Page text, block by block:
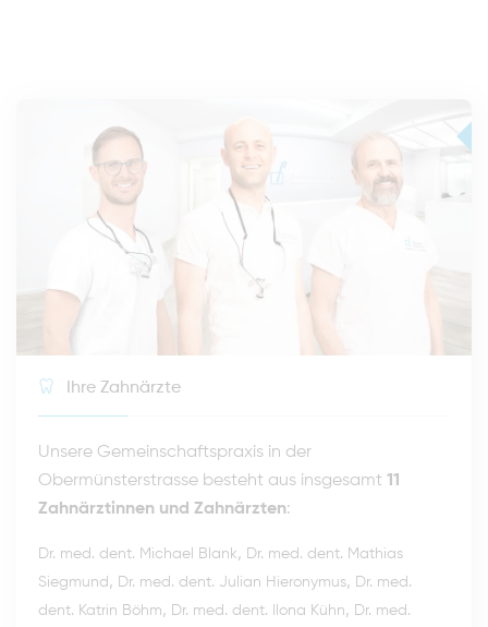
Ihre Zahnärzte
Unsere Gemeinschaftspraxis in der
Obermünsterstrasse besteht aus insgesamt 11
Zahnärztinnen und Zahnärzten:
Dr. med. dent. Michael Blank, Dr. med. dent. Mathias
Siegmund , Dr. med. dent. Julian Hieronymus, Dr. med.
dent. Katrin Böhm, Dr. med. dent. Ilona Kühn, Dr. med.